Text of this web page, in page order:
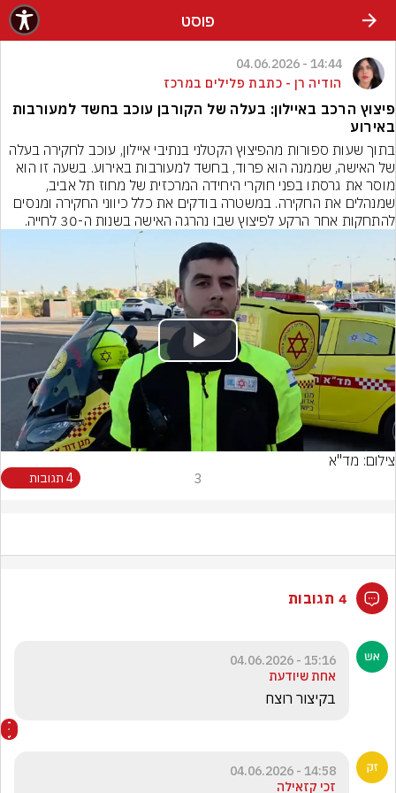
פוסט
14:44 - 04.06.2026
הודיה רן - כתבת פלילים במרכז
פיצוץ הרכב באיילון: בעלה של הקורבן עוכב בחשד למעורבות
באירוע
להתחקות אחר הרקע לפיצוץ שבו נהרגה האישה בשנות ה-30 לחייה.
Play
Video
צילום: מד"א
3 4 תגובות
4 תגובות
15:16 - 04.06.2026
אחת שיודעת
בקיצור רוצח
14:58 - 04.06.2026
זכי קזאילה